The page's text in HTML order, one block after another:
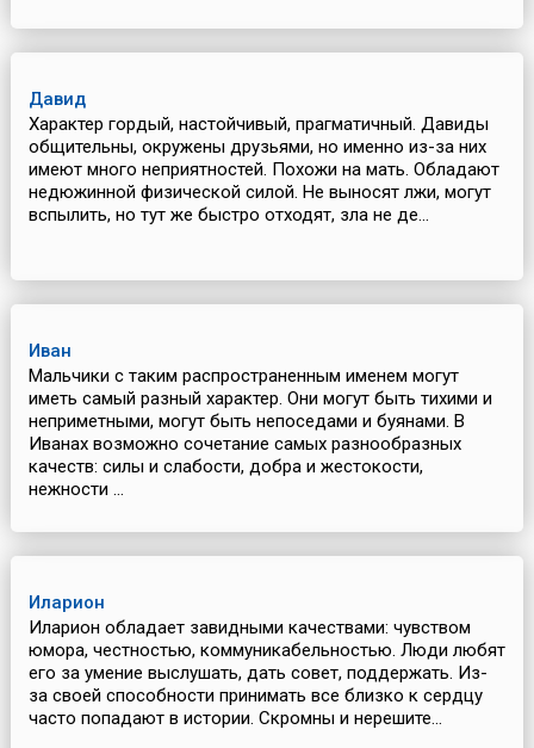
Давид
Характер гордый, настойчивый, прагматичный. Давиды
общительны, окружены друзьями, но именно из-за них
имеют много неприятностей. Похожи на мать. Обладают
недюжинной физической силой. Не выносят лжи, могут
вспылить, но тут же быстро отходят, зла не де...
Иван
Мальчики с таким распространенным именем могут
иметь самый разный характер. Они могут быть тихими и
неприметными, могут быть непоседами и буянами. В
Иванах возможно сочетание самых разнообразных
качеств: силы и слабости, добра и жестокости,
нежности ...
Иларион
Иларион обладает завидными качествами: чувством
юмора, честностью, коммуникабельностью. Люди любят
его за умение выслушать, дать совет, поддержать. Из-
за своей способности принимать все близко к сердцу
часто попадают в истории. Скромны и нерешите...